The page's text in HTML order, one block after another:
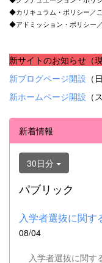
◆カリキュラム・ポリシー／
◆アドミッション・ポリシー
新サイトのお知らせ（
新ブログページ開設 （
新ホームページ開設 （
新着情報
30日分
パブリック
08/04
入学者選抜に関す